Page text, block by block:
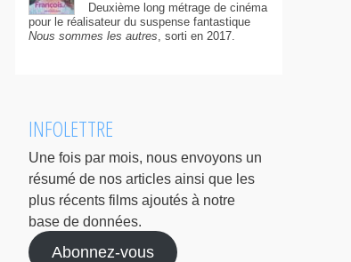
Deuxième long métrage de cinéma
pour le réalisateur du suspense fantastique
Nous sommes les autres, sorti en 2017.
INFOLETTRE
Une fois par mois, nous envoyons un
résumé de nos articles ainsi que les
plus récents films ajoutés à notre
base de données.
Abonnez-vous